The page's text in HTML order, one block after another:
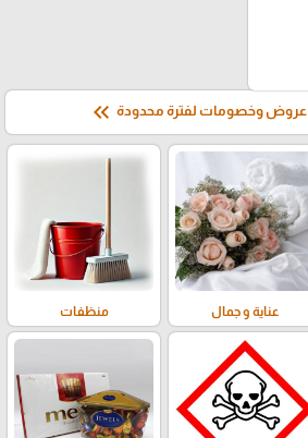
عروض وخصومات لفترة محدودة keyboard_double_arrow_left
عناية و جمال منظفات